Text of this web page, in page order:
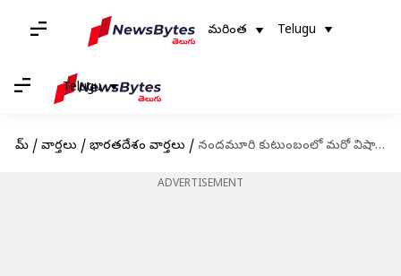
మరింత Telugu
Telugu
హోమ్ / వార్తలు / భారతదేశం వార్తలు / నందమూరి కుటుంబంలో మరో విషాదం- హీరో బాలకృష్ణ సోదరుడికి యాక్సిడెంట్
ADVERTISEMENT